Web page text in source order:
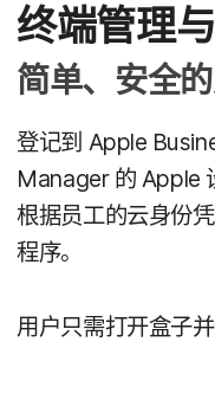
终端​管理​与
简单、​安全​的​
登记​到 Apple
Manager 的 Apple
根据​员工​的​云身份​
程序。
用户​只​需​打​开​盒子​并​